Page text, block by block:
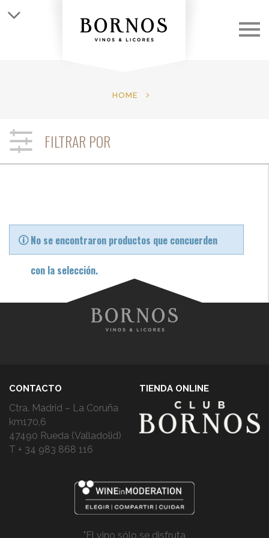
QUIÉNES SOMOS
CONTACTO
HOME
FILTRAR POR
No se encontraron productos que concuerden
con la selección.
CONTACTO
Ctra. Madrid – La Coruña
km170,6
47490 Rueda (Valladolid)
T + 34 983 868 116
TIENDA ONLINE
"El vino sólo se disfruta